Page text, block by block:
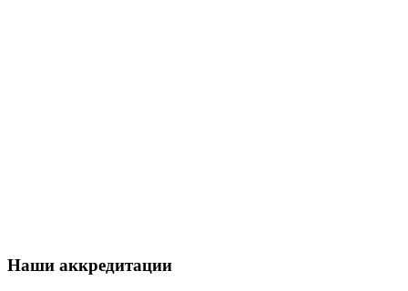
Наши аккредитации